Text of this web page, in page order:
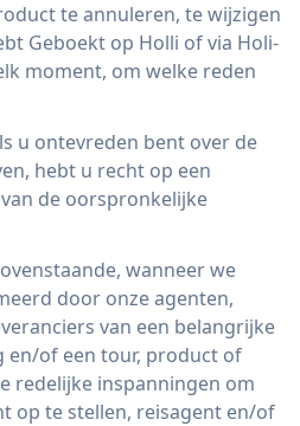
te annuleren, te wijzigen
Geboekt op Holli of via Holi-
moment, om welke reden
u ontevreden bent over de
hebt u recht op een
de oorspronkelijke
wanneer we
door onze agenten,
van een belangrijke
en/of een tour, product of
redelijke inspanningen om
op te stellen, reisagent en/of